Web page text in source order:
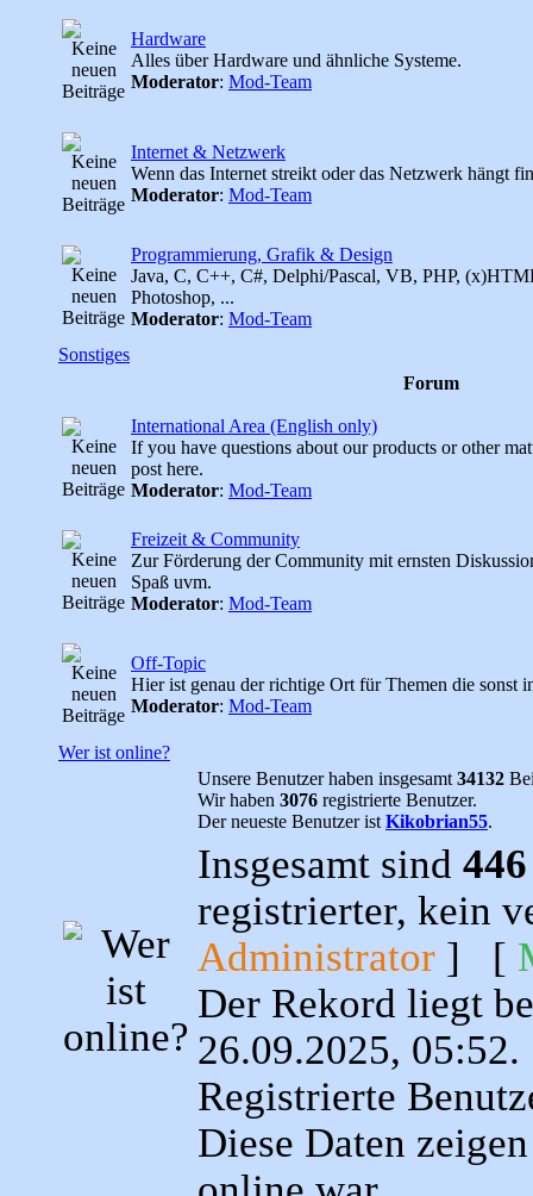
Hardware
Alles über Hardware und ähnliche Systeme.
Moderator: Mod-Team
Internet & Netzwerk
Wenn das Internet streikt oder das Netzwerk hängt
Moderator: Mod-Team
Programmierung, Grafik & Design
Java, C, C++, C#, Delphi/Pascal, VB, PHP,
Photoshop, ...
Moderator: Mod-Team
Sonstiges
Forum
International Area (English only)
If you have questions about our products or other
post here.
Moderator: Mod-Team
Freizeit & Community
Zur Förderung der Community mit ernsten
Spaß uvm.
Moderator: Mod-Team
Off-Topic
Hier ist genau der richtige Ort für Themen die sonst
Moderator: Mod-Team
Wer ist online?
Unsere Benutzer haben insgesamt 34132
Wir haben 3076 registrierte Benutzer.
Der neueste Benutzer ist Kikobrian55.
Insgesamt sind 446
registrierter, kein
Administrator ] [
Der Rekord liegt
26.09.2025, 05:52.
Registrierte
Diese Daten